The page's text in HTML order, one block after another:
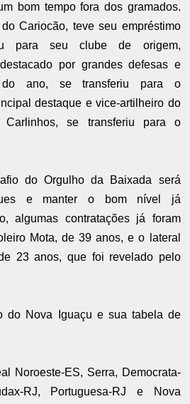
bom tempo fora dos gramados.
Cariocão, teve seu empréstimo
para seu clube de origem,
por grandes defesas e
ano, se transferiu para o
destaque e vice-artilheiro do
Carlinhos, se transferiu para o
do Orgulho da Baixada será
e manter o bom nível já
algumas contratações já foram
Mota, de 39 anos, e o lateral
23 anos, que foi revelado pelo
do Nova Iguaçu e sua tabela de
Noroeste-ES, Serra, Democrata-
RJ, Portuguesa-RJ e Nova